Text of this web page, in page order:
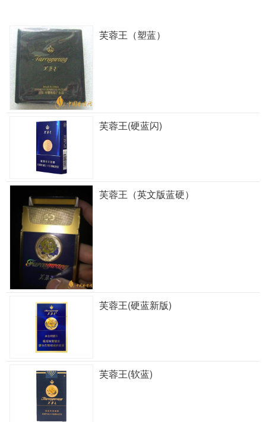
芙蓉王（塑蓝）
芙蓉王(硬蓝闪)
芙蓉王（英文版蓝硬）
芙蓉王(硬蓝新版)
芙蓉王(软蓝)